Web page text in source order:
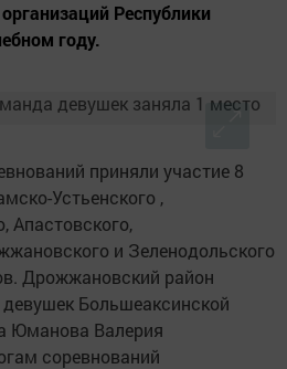
Республики
году.
приняли участие 8
Устьенского ,
Апастовского,
и Зеленодольского
Дрожжановский район
Большеаксинской
Юманова Валерия
соревнований